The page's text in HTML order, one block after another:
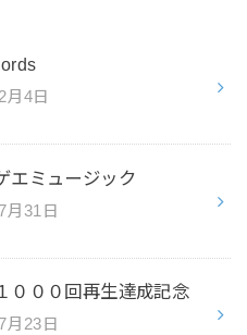
月4日
エミュージック
月31日
０００回再生達成記念
月23日